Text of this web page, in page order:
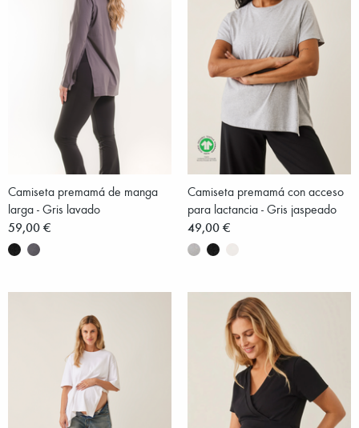
Camiseta premamá de manga
larga - Gris lavado
59,00 €
Camiseta premamá con acceso
para lactancia - Gris jaspeado
49,00 €